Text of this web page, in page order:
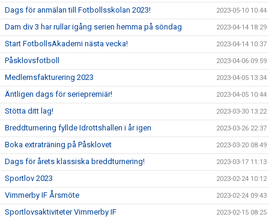
Dags för anmälan till Fotbollsskolan 2023! 2023-05-10 10:44
Dam div 3 har rullar igång serien hemma på söndag 2023-04-14 18:29
Start FotbollsAkademi nästa vecka! 2023-04-14 10:37
Påsklovsfotboll 2023-04-06 09:59
Medlemsfakturering 2023 2023-04-05 13:34
Äntligen dags för seriepremiär! 2023-04-05 10:44
Stötta ditt lag! 2023-03-30 13:22
Breddturnering fyllde Idrottshallen i år igen 2023-03-26 22:37
Boka extraträning på Påsklovet 2023-03-20 08:49
Dags för årets klassiska breddturnering! 2023-03-17 11:13
Sportlov 2023 2023-02-24 10:12
Vimmerby IF Årsmöte 2023-02-24 09:43
Sportlovsaktiviteter Vimmerby IF 2023-02-15 08:25